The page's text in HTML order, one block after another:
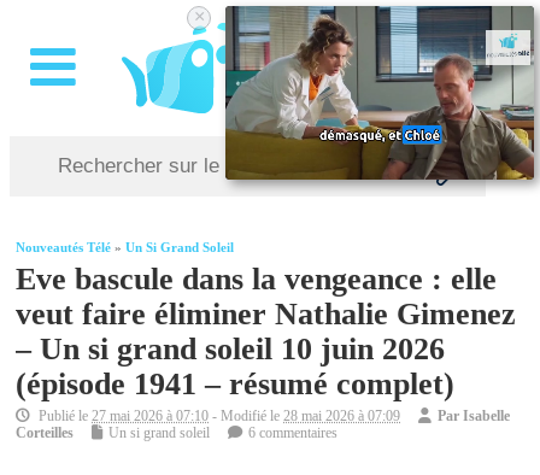
Nouveautés Télé »Un Si Grand Soleil
Eve bascule dans la vengeance : elle
veut faire éliminer Nathalie Gimenez
– Un si grand soleil 10 juin 2026
(épisode 1941 – résumé complet)
Publié le27 mai 2026 à 07:10 - Modifié le28 mai 2026 à 07:09 ParIsabelle
Corteilles
Un si grand soleil 6 commentaires
×